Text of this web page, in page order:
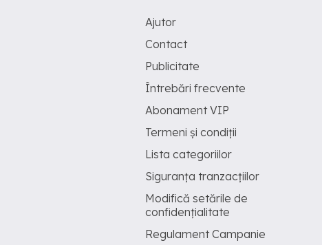
Ajutor
Contact
Publicitate
Întrebări frecvente
Abonament VIP
Termeni și condiții
Lista categoriilor
Siguranța tranzacțiilor
Modifică setările de
confidențialitate
Regulament Campanie